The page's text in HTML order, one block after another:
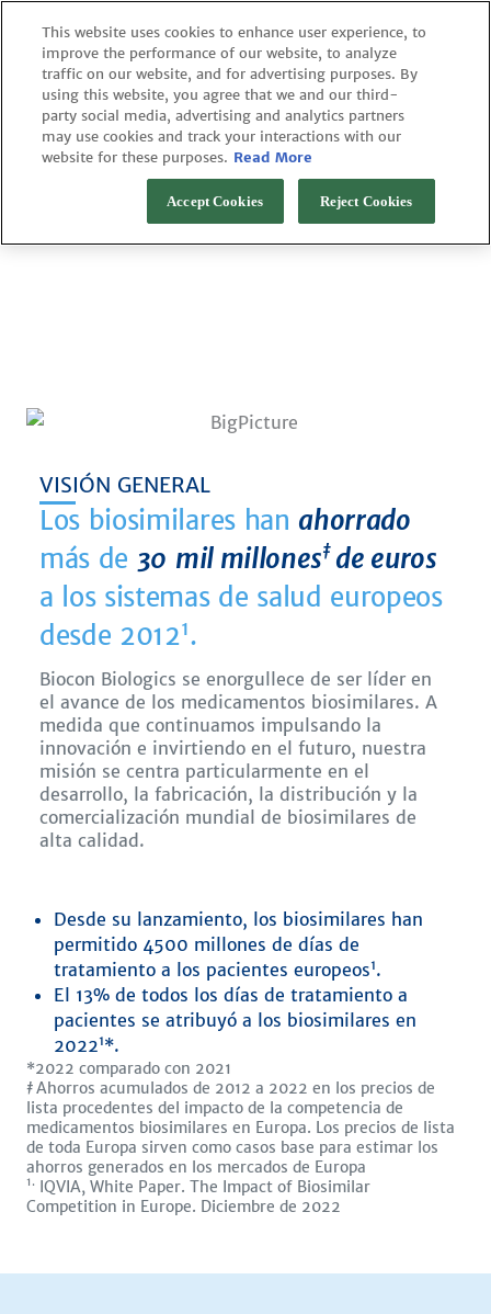
content
Biosimilars
are all we do
VISIÓN GENERAL
Los biosimilares han ahorrado
más de 30 mil millones‡de euros
a los sistemas de salud europeos
desde 20121.
Biocon Biologics se enorgullece de ser líder en
el avance de los medicamentos biosimilares. A
medida que continuamos impulsando la
innovación e invirtiendo en el futuro, nuestra
misión se centra particularmente en el
desarrollo, la fabricación, la distribución y la
comercialización mundial de biosimilares de
alta calidad.
Desde su lanzamiento, los biosimilares han
permitido 4500 millones de días de
tratamiento a los pacientes europeos1.
El 13% de todos los días de tratamiento a
pacientes se atribuyó a los biosimilares en
20221*.
*2022 comparado con 2021
‡Ahorros acumulados de 2012 a 2022 en los precios de
lista procedentes del impacto de la competencia de
medicamentos biosimilares en Europa. Los precios de lista
de toda Europa sirven como casos base para estimar los
ahorros generados en los mercados de Europa
1. IQVIA, White Paper. The Impact of Biosimilar
Competition in Europe. Diciembre de 2022
This website uses cookies to enhance user experience, to
improve the performance of our website, to analyze
traffic on our website, and for advertising purposes. By
using this website, you agree that we and our third-
party social media, advertising and analytics partners
may use cookies and track your interactions with our
website for these purposes. Read More
Reject Cookies
Accept Cookies